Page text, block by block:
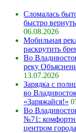
Сломалась
быстро
06.08.2026
Мобильная
раскрутить
Во
реку
13.07.2026
Зарядка с
во
«Заряжайся!»
Во
№71:
центром города